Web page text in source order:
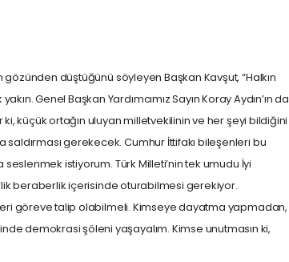
gözünden düştüğünü söyleyen Başkan Kavşut, “Halkın
Genel Başkan Yardımcımız Sayın Koray Aydın’ın da
küçük ortağın uluyan milletvekilinin ve her şeyi bildiğini
saldırması gerekecek. Cumhur İttifakı bileşenleri bu
istiyorum. Türk Milleti’nin tek umudu İyi
beraberlik içerisinde oturabilmesi gerekiyor.
göreve talip olabilmeli. Kimseye dayatma yapmadan,
demokrasi şöleni yaşayalım. Kimse unutmasın ki,